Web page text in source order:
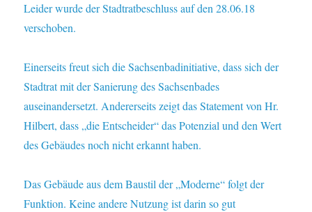
Leider wurde der Stadtratbeschluss auf den 28.06.18
verschoben.
Einerseits freut sich die Sachsenbadinitiative, dass sich der
Stadtrat mit der Sanierung des Sachsenbades
auseinandersetzt. Andererseits zeigt das Statement von Hr.
Hilbert, dass „die Entscheider“ das Potenzial und den Wert
des Gebäudes noch nicht erkannt haben.
Das Gebäude aus dem Baustil der „Moderne“ folgt der
Funktion. Keine andere Nutzung ist darin so gut